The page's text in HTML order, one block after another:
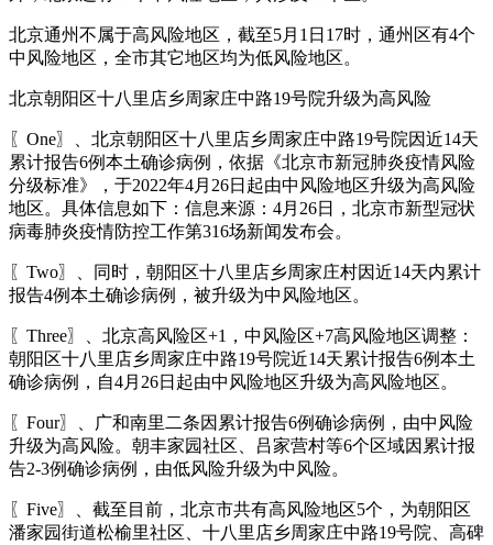
北京通州不属于高风险地区，截至5月1日17时，通州区有4个
中风险地区，全市其它地区均为低风险地区。
北京朝阳区十八里店乡周家庄中路19号院升级为高风险
〖One〗、北京朝阳区十八里店乡周家庄中路19号院因近14天
累计报告6例本土确诊病例，依据《北京市新冠肺炎疫情风险
分级标准》，于2022年4月26日起由中风险地区升级为高风险
地区。具体信息如下：信息来源：4月26日，北京市新型冠状
病毒肺炎疫情防控工作第316场新闻发布会。
〖Two〗、同时，朝阳区十八里店乡周家庄村因近14天内累计
报告4例本土确诊病例，被升级为中风险地区。
〖Three〗、北京高风险区+1，中风险区+7高风险地区调整：
朝阳区十八里店乡周家庄中路19号院近14天累计报告6例本土
确诊病例，自4月26日起由中风险地区升级为高风险地区。
〖Four〗、广和南里二条因累计报告6例确诊病例，由中风险
升级为高风险。朝丰家园社区、吕家营村等6个区域因累计报
告2-3例确诊病例，由低风险升级为中风险。
〖Five〗、截至目前，北京市共有高风险地区5个，为朝阳区
潘家园街道松榆里社区、十八里店乡周家庄中路19号院、高碑